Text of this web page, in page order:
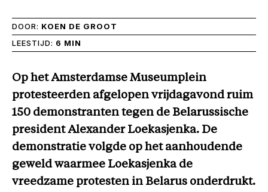
DOOR: KOEN DE GROOT
LEESTIJD: 6 MIN
Op het Amsterdamse Museumplein
protesteerden afgelopen vrijdagavond ruim
150 demonstranten tegen de Belarussische
president Alexander Loekasjenka. De
demonstratie volgde op het aanhoudende
geweld waarmee Loekasjenka de
vreedzame protesten in Belarus onderdrukt.